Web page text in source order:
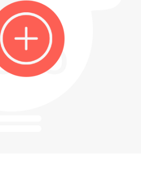
Partner
Kontakt
Impressum